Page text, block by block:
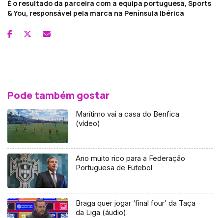
É o resultado da parceira com a equipa portuguesa, Sports
& You, responsável pela marca na Península Ibérica
Pode também gostar
Marítimo vai a casa do Benfica
(vídeo)
Ano muito rico para a Federação
Portuguesa de Futebol
Braga quer jogar ‘final four’ da Taça
da Liga (áudio)